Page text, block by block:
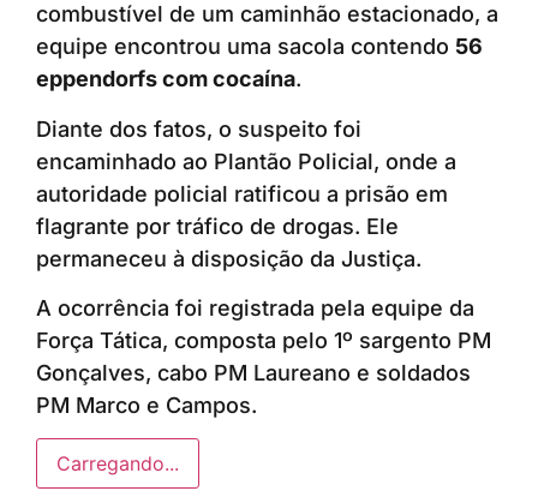
combustível de um caminhão estacionado, a
equipe encontrou uma sacola contendo 56
eppendorfs com cocaína.
Diante dos fatos, o suspeito foi
encaminhado ao Plantão Policial, onde a
autoridade policial ratificou a prisão em
flagrante por tráfico de drogas. Ele
permaneceu à disposição da Justiça.
A ocorrência foi registrada pela equipe da
Força Tática, composta pelo 1º sargento PM
Gonçalves, cabo PM Laureano e soldados
PM Marco e Campos.
Carregando...